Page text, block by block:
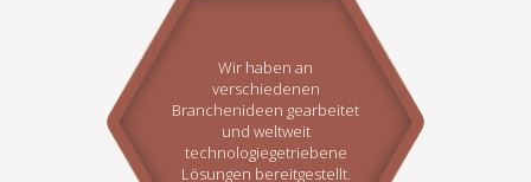
Wir haben an
verschiedenen
Branchenideen gearbeitet
und weltweit
technologiegetriebene
Lösungen bereitgestellt.